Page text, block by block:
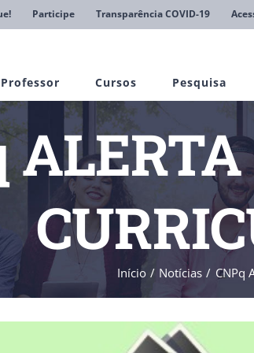
Participe Transparência COVID-19
Professor Cursos Pesquisa
Início Notícias CNPq